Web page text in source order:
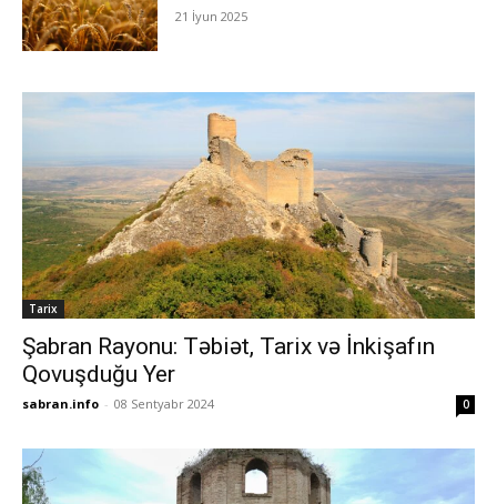
21 İyun 2025
Tarix
Şabran Rayonu: Təbiət, Tarix və İnkişafın
Qovuşduğu Yer
sabran.info - 08 Sentyabr 2024 0